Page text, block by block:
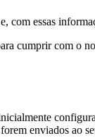
com essas
cumprir com o
enviados ao